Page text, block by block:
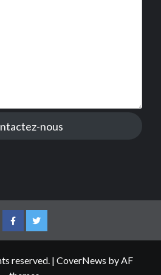
nous
FacebookTwitter
reserved. | CoverNews by AF